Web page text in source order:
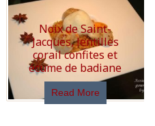
Noix de Saint-
Jacques, lentilles
corail confites et
écume de badiane
Read More